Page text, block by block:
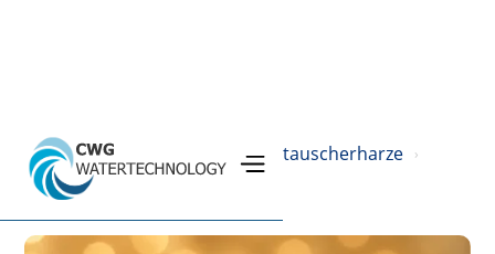
Home › Produkte Ionenaustauscherharze ›
Kationenaustauscher ›